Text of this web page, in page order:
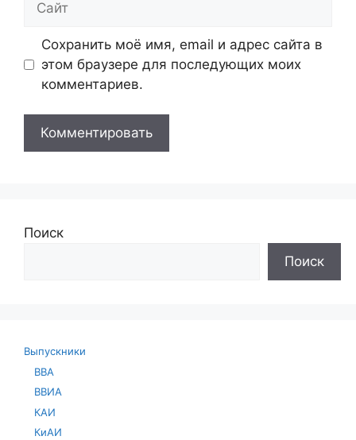
Сохранить моё имя, email и адрес сайта в
этом браузере для последующих моих
комментариев.
Поиск
Поиск
Выпускники
ВВА
ВВИА
КАИ
КиАИ